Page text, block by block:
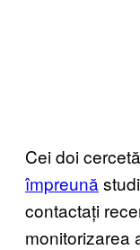
Cei doi
împreună
contactați
monitorizarea